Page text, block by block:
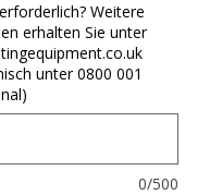
Weitere
erhalten Sie unter
unter 0800 001
0/500